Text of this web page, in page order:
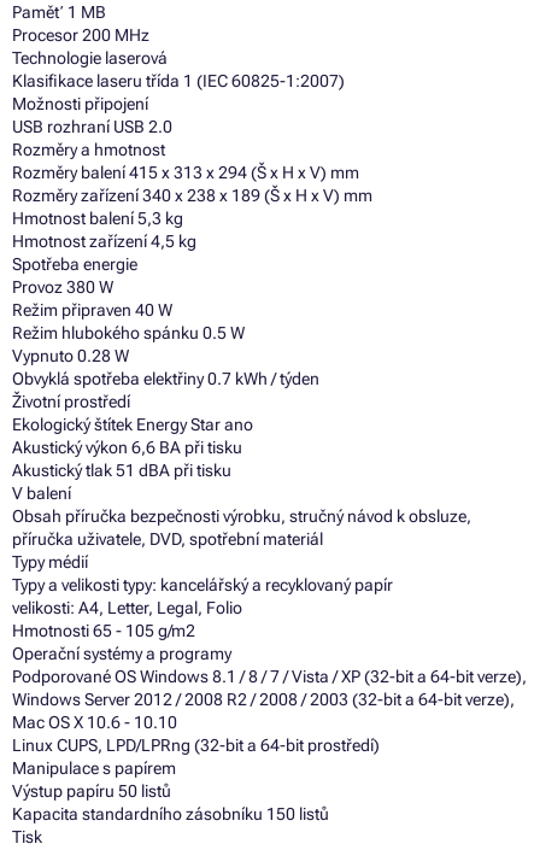
Paměť 1 MB
Procesor 200 MHz
Technologie laserová
Klasifikace laseru třída 1 (IEC 60825-1:2007)
Možnosti připojení
USB rozhraní USB 2.0
Rozměry a hmotnost
Rozměry balení 415 x 313 x 294 (Š x H x V) mm
Rozměry zařízení 340 x 238 x 189 (Š x H x V) mm
Hmotnost balení 5,3 kg
Hmotnost zařízení 4,5 kg
Spotřeba energie
Provoz 380 W
Režim připraven 40 W
Režim hlubokého spánku 0.5 W
Vypnuto 0.28 W
Obvyklá spotřeba elektřiny 0.7 kWh / týden
Životní prostředí
Ekologický štítek Energy Star ano
Akustický výkon 6,6 BA při tisku
Akustický tlak 51 dBA při tisku
V balení
Obsah příručka bezpečnosti výrobku, stručný návod k obsluze,
příručka uživatele, DVD, spotřební materiál
Typy médií
Typy a velikosti typy: kancelářský a recyklovaný papír
velikosti: A4, Letter, Legal, Folio
Hmotnosti 65 - 105 g/m2
Operační systémy a programy
Podporované OS Windows 8.1 / 8 / 7 / Vista / XP (32-bit a 64-bit verze),
Windows Server 2012 / 2008 R2 / 2008 / 2003 (32-bit a 64-bit verze),
Mac OS X 10.6 - 10.10
Linux CUPS, LPD/LPRng (32-bit a 64-bit prostředí)
Manipulace s papírem
Výstup papíru 50 listů
Kapacita standardního zásobníku 150 listů
Tisk